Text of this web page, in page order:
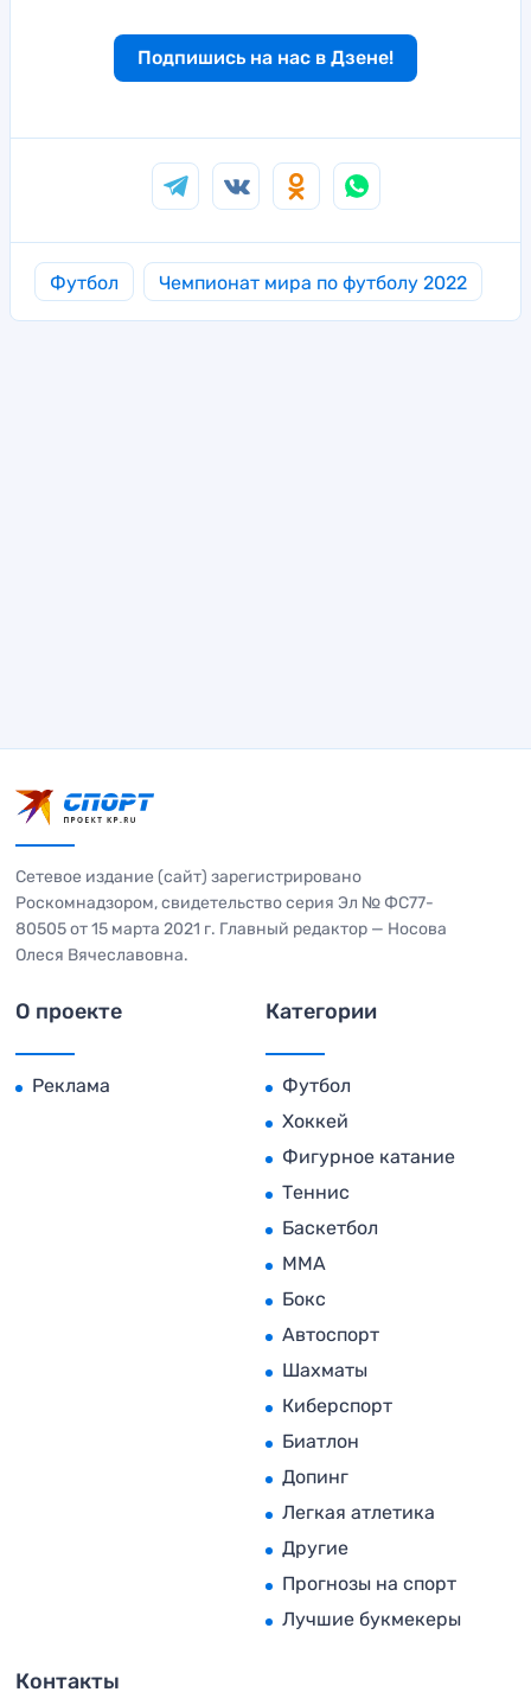
Подпишись на нас в Дзене!
Футбол Чемпионат мира по футболу 2022
Сетевое издание (сайт) зарегистрировано
Роскомнадзором, свидетельство серия Эл № ФС77-
80505 от 15 марта 2021 г. Главный редактор — Носова
Олеся Вячеславовна.
О проекте
Реклама
Категории
Футбол
Хоккей
Фигурное катание
Теннис
Баскетбол
MMA
Бокс
Автоспорт
Шахматы
Киберспорт
Биатлон
Допинг
Легкая атлетика
Другие
Прогнозы на спорт
Лучшие букмекеры
Контакты